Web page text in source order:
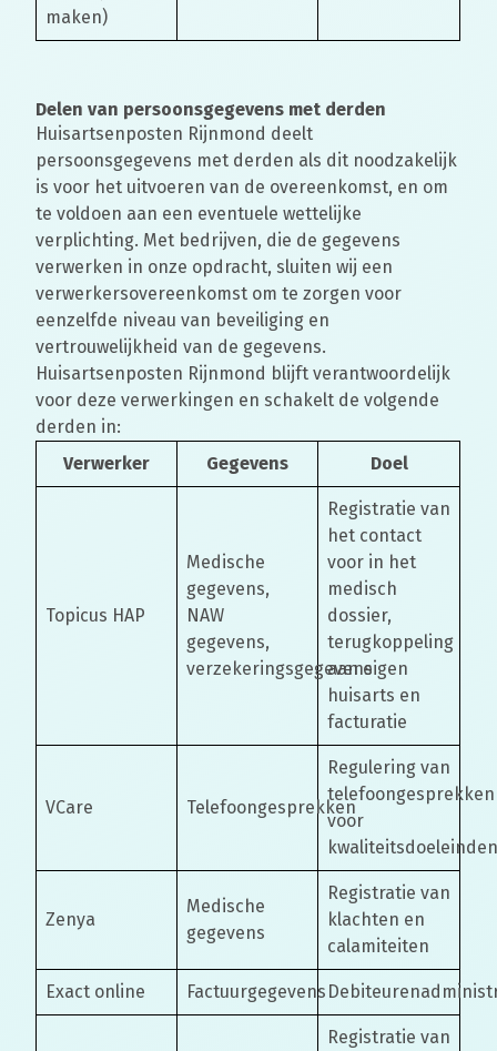
maken)
Delen van persoonsgegevens met derden
Huisartsenposten Rijnmond deelt
persoonsgegevens met derden als dit noodzakelijk
is voor het uitvoeren van de overeenkomst, en om
te voldoen aan een eventuele wettelijke
verplichting. Met bedrijven, die de gegevens
verwerken in onze opdracht, sluiten wij een
verwerkersovereenkomst om te zorgen voor
eenzelfde niveau van beveiliging en
vertrouwelijkheid van de gegevens.
Huisartsenposten Rijnmond blijft verantwoordelijk
voor deze verwerkingen en schakelt de volgende
derden in:
Verwerker
Gegevens Doel
Topicus HAP
Medische
gegevens,
NAW
gegevens,
verzekeringsgegevens
Registratie van
het contact
voor in het
medisch
dossier,
terugkoppeling
aan eigen
huisarts en
facturatie
VCare Telefoongesprekken
Regulering van
telefoongesprekken
voor
kwaliteitsdoeleinden
Zenya
Medische
gegevens
Registratie van
klachten en
calamiteiten
Exact online Factuurgegevens
Registratie van